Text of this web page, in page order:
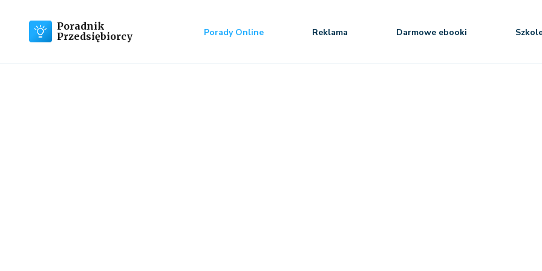
Poradnik
Przedsiębiorcy
Porady Online Reklama Darmowe ebooki